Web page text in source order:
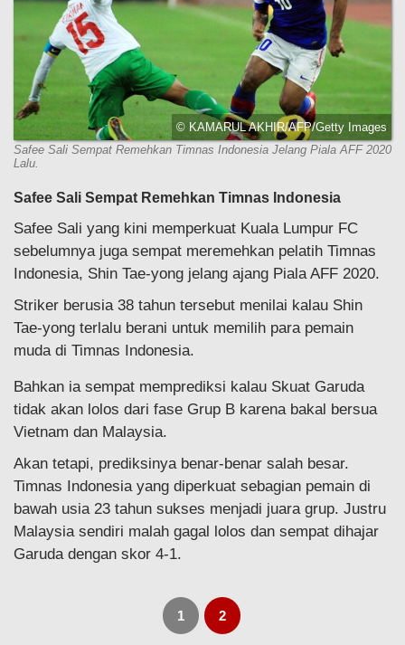
© KAMARUL AKHIR/AFP/Getty Images
Safee Sali Sempat Remehkan Timnas Indonesia Jelang Piala AFF 2020
Lalu.
Safee Sali Sempat Remehkan Timnas Indonesia
Safee Sali yang kini memperkuat Kuala Lumpur FC
sebelumnya juga sempat meremehkan pelatih Timnas
Indonesia, Shin Tae-yong jelang ajang Piala AFF 2020.
Striker berusia 38 tahun tersebut menilai kalau Shin
Tae-yong terlalu berani untuk memilih para pemain
muda di Timnas Indonesia.
Bahkan ia sempat memprediksi kalau Skuat Garuda
tidak akan lolos dari fase Grup B karena bakal bersua
Vietnam dan Malaysia.
Akan tetapi, prediksinya benar-benar salah besar.
Timnas Indonesia yang diperkuat sebagian pemain di
bawah usia 23 tahun sukses menjadi juara grup. Justru
Malaysia sendiri malah gagal lolos dan sempat dihajar
Garuda dengan skor 4-1.
1 2